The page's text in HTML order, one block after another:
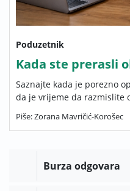
Poduzetnik
Kada ste prerasli
Saznajte kada je porezno
da je vrijeme da razmislite
Piše: Zorana Mavričić-Korošec
Burza odgovara